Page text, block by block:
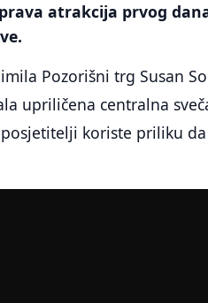
atrakcija prvog
Pozorišni trg Susan
upriličena centralna
koriste priliku